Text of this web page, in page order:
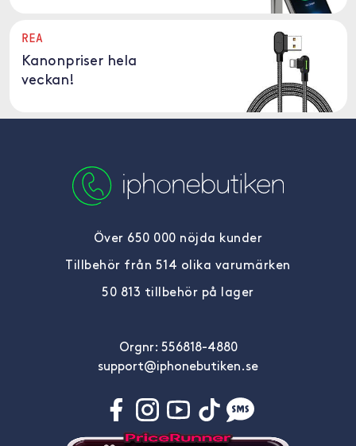
REA
Kanonpriser hela
veckan!
Över 650 000 nöjda kunder
Tillbehör från 514 olika varumärken
50 813 tillbehör på lager
Orgnr: 556818-4880
support@iphonebutiken.se